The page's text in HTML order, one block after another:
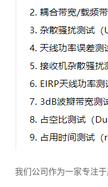
我们公司作为一家专注